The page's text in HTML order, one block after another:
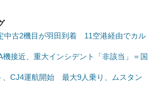
中古2機目が羽田到着 11空港経由でカル
機接近、重大インシデント「非該当」＝国
、CJ4運航開始 最大9人乗り、ムスタン